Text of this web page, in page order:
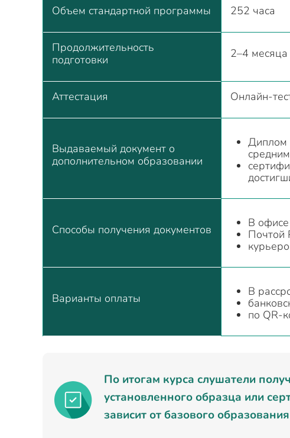
Объем стандартной программы 252 часа
Продолжительность
подготовки
2–4 месяца
Аттестация Онлайн-
Выдаваемый документ о
дополнительном образовании
Диплом
Способы получения документов
В
Почтой
Варианты оплаты
В
по QR-
По итогам курса слушатели
установленного образца или
зависит от базового